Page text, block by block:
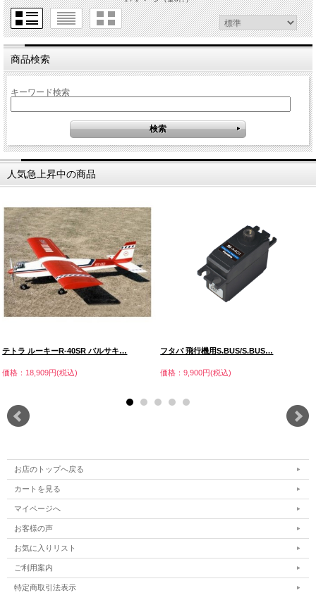
商品検索
キーワード検索
人気急上昇中の商品
テトラ ルーキーR-40SR バルサキ…
価格：18,909円(税込)
フタバ 飛行機用S.BUS/S.BUS…
価格：9,900円(税込)
お店のトップへ戻る
カートを見る
マイページへ
お客様の声
お気に入りリスト
ご利用案内
特定商取引法表示